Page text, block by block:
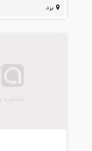
یزد